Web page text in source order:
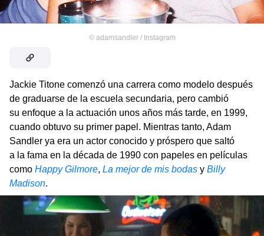
© adamsandler / Instagram
Jackie Titone comenzó una carrera como modelo después
de graduarse de la escuela secundaria, pero cambió
su enfoque a la actuación unos años más tarde, en 1999,
cuando obtuvo su primer papel. Mientras tanto, Adam
Sandler ya era un actor conocido y próspero que saltó
a la fama en la década de 1990 con papeles en películas
como Happy Gilmore, La mejor de mis bodas y Billy
Madison.